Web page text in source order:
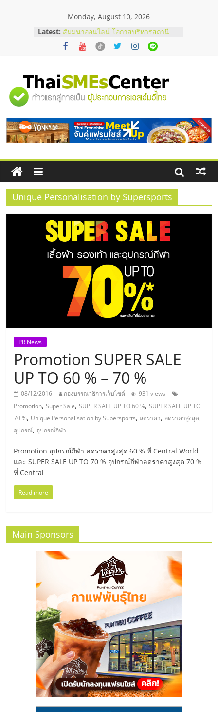
Monday, August 10, 2026
Latest: อยากหาเงินทุน เพิ่มสภาพคล่องให้ธุรกิจ
เริ่มยังไงให้ผ่านฉลุย
สัมมนาออนไลน์ โอกาสบริหารสถานี
เหมาะกับเป้าหมายของธุรกิจ
เว็บปั้มวิวช่วยธุรกิจออนไลน์ได้จริงหรือ
วิเคราะห์ข้อดีและข้อควรพิจารณา
ปั้มฟอลติ๊กตอกที่เจ้าของธุรกิจควรรู้
"ศูนย์
รวม
ข้อมูล
ธุรกิจ
SME
แห่ง
ประเทศไทย,
ThaiSMEsCenter,
ธุรกิจ
เอ
ส
เอ็
มอี
ไทย,
SMEs,
แฟ
ไชส์,
ปรึกษา
แฟ
Unique Personalisation by Supersports
PR News
Promotion SUPER SALE
UP TO 60 % – 70 %
08/12/2016 กองบรรณาธิการเว็บไซต์
931 views
Promotion,Super Sale,SUPER SALE UP TO 60 %,SUPER SALE UP TO
70 %, Unique Personalisation by Supersports, ลดราคา, ลดราคาสูงสุด,
อุปกรณ์, อุปกรณ์กีฬา
Promotion อุปกรณ์กีฬา ลดราคาสูงสุด 60 % ที่ Central World
และ SUPER SALE UP TO 70 % อุปกรณ์กีฬาลดราคาสูงสุด 70 %
ที่ Central
Read more
Main Sponsors